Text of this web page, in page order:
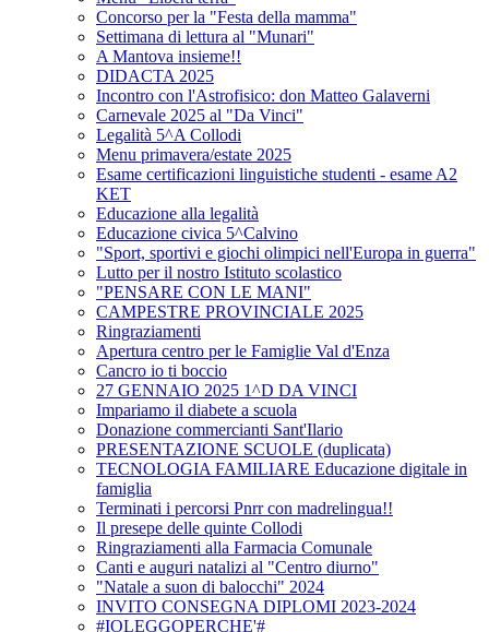
Concorso per la "Festa della mamma"
Settimana di lettura al "Munari"
A Mantova insieme!!
DIDACTA 2025
Incontro con l'Astrofisico: don Matteo Galaverni
Carnevale 2025 al "Da Vinci"
Legalità 5^A Collodi
Menu primavera/estate 2025
Esame certificazioni linguistiche studenti - esame A2
KET
Educazione alla legalità
Educazione civica 5^Calvino
"Sport, sportivi e giochi olimpici nell'Europa in guerra"
Lutto per il nostro Istituto scolastico
"PENSARE CON LE MANI"
CAMPESTRE PROVINCIALE 2025
Ringraziamenti
Apertura centro per le Famiglie Val d'Enza
Cancro io ti boccio
27 GENNAIO 2025 1^D DA VINCI
Impariamo il diabete a scuola
Donazione commercianti Sant'Ilario
PRESENTAZIONE SCUOLE (duplicata)
TECNOLOGIA FAMILIARE Educazione digitale in
famiglia
Terminati i percorsi Pnrr con madrelingua!!
Il presepe delle quinte Collodi
Ringraziamenti alla Farmacia Comunale
Canti e auguri natalizi al "Centro diurno"
"Natale a suon di balocchi" 2024
INVITO CONSEGNA DIPLOMI 2023-2024
#IOLEGGOPERCHE'#